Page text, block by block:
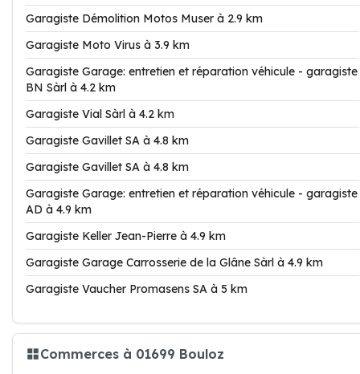
Garagiste Démolition Motos Muser à 2.9 km
Garagiste Moto Virus à 3.9 km
Garagiste Garage: entretien et réparation véhicule - garagiste
BN Sàrl à 4.2 km
Garagiste Vial Sàrl à 4.2 km
Garagiste Gavillet SA à 4.8 km
Garagiste Gavillet SA à 4.8 km
Garagiste Garage: entretien et réparation véhicule - garagiste
AD à 4.9 km
Garagiste Keller Jean-Pierre à 4.9 km
Garagiste Garage Carrosserie de la Glâne Sàrl à 4.9 km
Garagiste Vaucher Promasens SA à 5 km
Commerces à 01699 Bouloz